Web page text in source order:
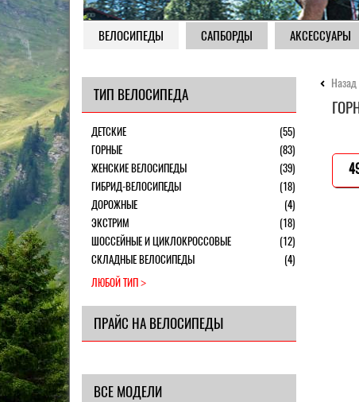
ВЕЛОСИПЕДЫ САПБОРДЫ АКСЕССУАРЫ
Назад
ТИП ВЕЛОСИПЕДА
ДЕТСКИЕ
(55)
ГОРНЫЕ
(83)
ЖЕНСКИЕ ВЕЛОСИПЕДЫ
(39)
ГИБРИД-ВЕЛОСИПЕДЫ
(18)
ДОРОЖНЫЕ
(4)
ЭКСТРИМ
(18)
ШОССЕЙНЫЕ И ЦИКЛОКРОССОВЫЕ
(12)
СКЛАДНЫЕ ВЕЛОСИПЕДЫ
(4)
ЛЮБОЙ ТИП
ПРАЙС НА ВЕЛОСИПЕДЫ
ВСЕ МОДЕЛИ